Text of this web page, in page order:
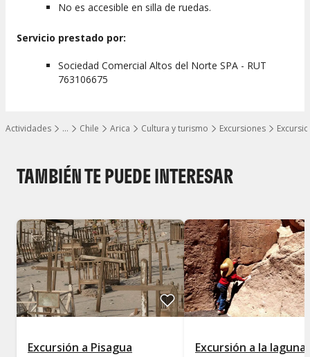
…
Mostrar todos los niveles
Actividades Chile Arica Cultura y turismo Excursiones
No es accesible en silla de ruedas.
Servicio prestado por:
Sociedad Comercial Altos del Norte SPA - RUT
763106675
TAMBIÉN TE PUEDE INTERESAR
Excursión a Pisagua Excursión a la laguna